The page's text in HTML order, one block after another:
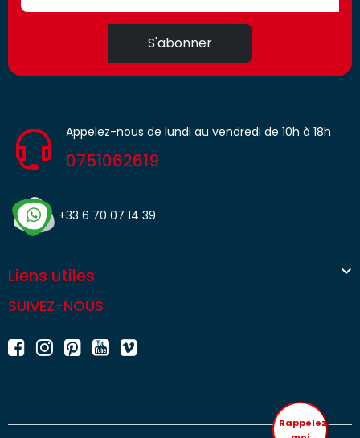
S'abonner
Appelez-nous de lundi au vendredi de 10h à 18h
0751062619
+33 6 70 07 14 39
Liens utiles 
SUIVEZ-NOUS
Rappelez